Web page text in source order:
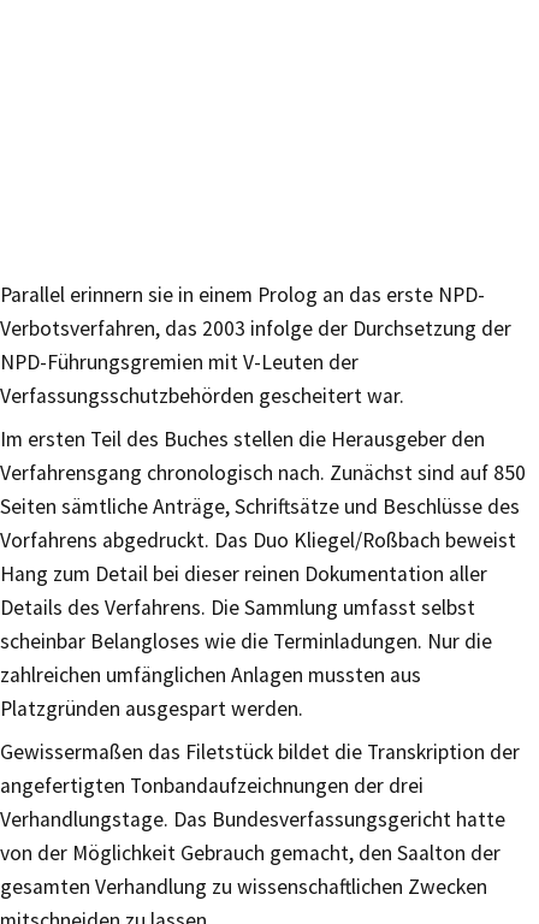
Parallel erinnern sie in einem Prolog an das erste NPD-
Verbotsverfahren, das 2003 infolge der Durchsetzung der
NPD-Führungsgremien mit V-Leuten der
Verfassungsschutzbehörden gescheitert war.
Im ersten Teil des Buches stellen die Herausgeber den
Verfahrensgang chronologisch nach. Zunächst sind auf 850
Seiten sämtliche Anträge, Schriftsätze und Beschlüsse des
Vorfahrens abgedruckt. Das Duo Kliegel/Roßbach beweist
Hang zum Detail bei dieser reinen Dokumentation aller
Details des Verfahrens. Die Sammlung umfasst selbst
scheinbar Belangloses wie die Terminladungen. Nur die
zahlreichen umfänglichen Anlagen mussten aus
Platzgründen ausgespart werden.
Gewissermaßen das Filetstück bildet die Transkription der
angefertigten Tonbandaufzeichnungen der drei
Verhandlungstage. Das Bundesverfassungsgericht hatte
von der Möglichkeit Gebrauch gemacht, den Saalton der
gesamten Verhandlung zu wissenschaftlichen Zwecken